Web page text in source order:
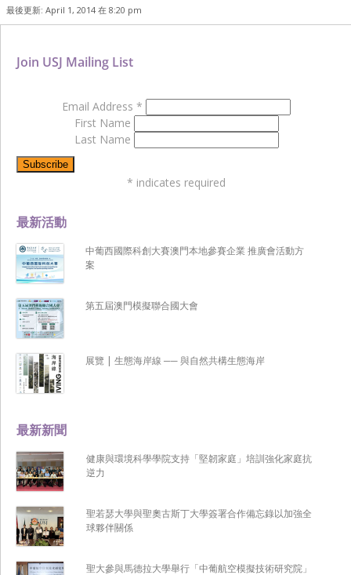
最後更新: April 1, 2014 在 8:20 pm
最新新聞
健康與環境科學學院支持「堅韌家庭」培訓強化家庭抗
逆力
聖若瑟大學與聖奧古斯丁大學簽署合作備忘錄以加強全
球夥伴關係
聖大參與馬德拉大學舉行「中葡航空模擬技術研究院」
最新活動
中葡西國際科創大賽澳門本地參賽企業 推廣會活動方
案
第五屆澳門模擬聯合國大會
展覽 | 生態海岸線 ── 與自然共構生態海岸
Join USJ Mailing List
Email Address *
First Name
Last Name
* indicates required